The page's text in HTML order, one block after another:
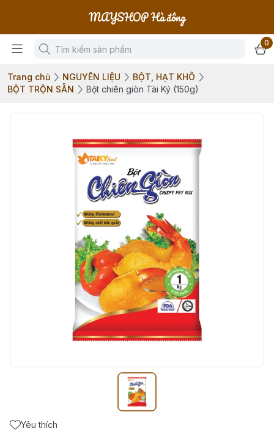
MAYSHOP Hà đông
0
Trang chủ NGUYÊN LIỆU
BỘT, HẠT KHÔ
BỘT TRỘN SẴN
Bột chiên giòn Tài Ký (150g)
Yêu thích